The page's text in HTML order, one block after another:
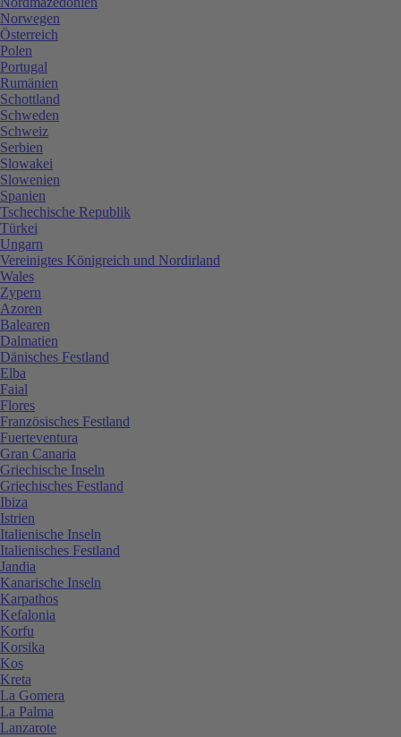
Norwegen
Österreich
Polen
Portugal
Rumänien
Schottland
Schweden
Schweiz
Serbien
Slowakei
Slowenien
Spanien
Tschechische Republik
Türkei
Ungarn
Vereinigtes Königreich und Nordirland
Wales
Zypern
Azoren
Balearen
Dalmatien
Dänisches Festland
Elba
Faial
Flores
Französisches Festland
Fuerteventura
Gran Canaria
Griechische Inseln
Griechisches Festland
Ibiza
Istrien
Italienische Inseln
Italienisches Festland
Jandia
Kanarische Inseln
Karpathos
Kefalonia
Korfu
Korsika
Kos
Kreta
La Gomera
La Palma
Lanzarote